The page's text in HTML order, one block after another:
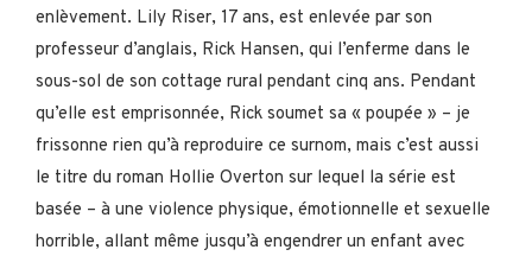
enlèvement. Lily Riser, 17 ans, est enlevée par son
professeur d’anglais, Rick Hansen, qui l’enferme dans le
sous-sol de son cottage rural pendant cinq ans. Pendant
qu’elle est emprisonnée, Rick soumet sa « poupée » – je
frissonne rien qu’à reproduire ce surnom, mais c’est aussi
le titre du roman Hollie Overton sur lequel la série est
basée – à une violence physique, émotionnelle et sexuelle
horrible, allant même jusqu’à engendrer un enfant avec